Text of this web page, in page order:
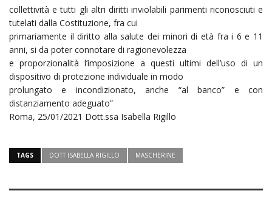
collettività e tutti gli altri diritti inviolabili parimenti riconosciuti e
tutelati dalla Costituzione, fra cui
primariamente il diritto alla salute dei minori di età fra i 6 e 11
anni, si da poter connotare di ragionevolezza
e proporzionalità l’imposizione a questi ultimi dell’uso di un
dispositivo di protezione individuale in modo
prolungato e incondizionato, anche “al banco” e con
distanziamento adeguato”
Roma, 25/01/2021 Dott.ssa Isabella Rigillo
TAGS DOTT ISABELLA RIGILLO MASCHERINE